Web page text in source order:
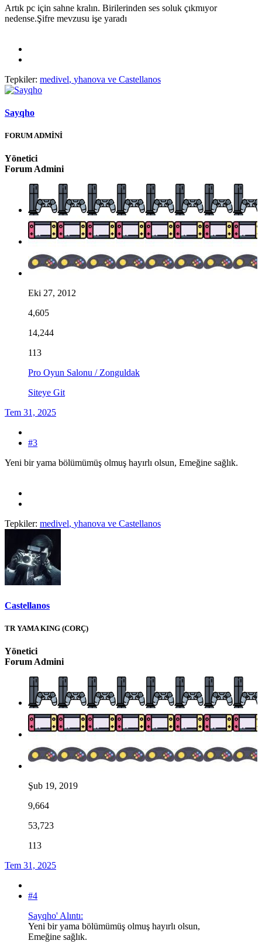
Artık pc için sahne kralın. Birilerinden ses soluk çıkmıyor
nedense.Şifre mevzusu işe yaradı
Tepkiler: medivel, yhanova ve Castellanos
Sayqho
FORUM ADMİNİ
Yönetici
Forum Admini
Eki 27, 2012
4,605
14,244
113
Pro Oyun Salonu / Zonguldak
Siteye Git
Tem 31, 2025
#3
Yeni bir yama bölümümüş olmuş hayırlı olsun, Emeğine sağlık.
Tepkiler: medivel, yhanova ve Castellanos
Castellanos
TR YAMA KING (CORÇ)
Yönetici
Forum Admini
Şub 19, 2019
9,664
53,723
113
Tem 31, 2025
#4
Sayqho' Alıntı:
Yeni bir yama bölümümüş olmuş hayırlı olsun,
Emeğine sağlık.